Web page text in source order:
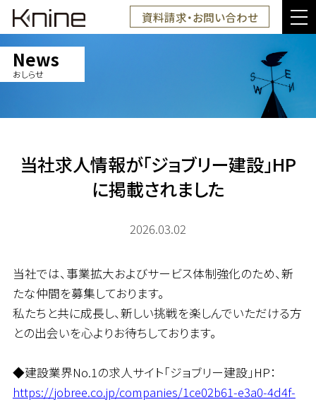
資料請求・お問い合わせ
News
おしらせ
当社求人情報が「ジョブリー建設」HP
に掲載されました
2026.03.02
当社では、事業拡大およびサービス体制強化のため、新
たな仲間を募集しております。
私たちと共に成長し、新しい挑戦を楽しんでいただける方
との出会いを心よりお待ちしております。
◆建設業界No.1の求人サイト「ジョブリー建設」HP：
https://jobree.co.jp/companies/1ce02b61-e3a0-4d4f-